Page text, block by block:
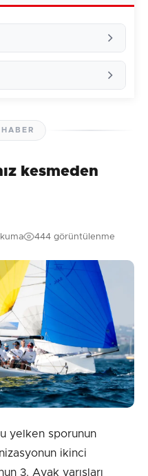
?
İlk yorumu siz yapın!
kesmeden
444 görüntülenme
yelken sporunun
ikinci
3. Ayak yarışları